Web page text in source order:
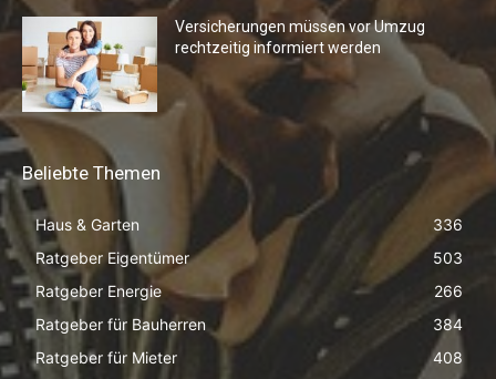
Versicherungen müssen vor Umzug
rechtzeitig informiert werden
Beliebte Themen
Haus & Garten
336
Ratgeber Eigentümer
503
Ratgeber Energie
266
Ratgeber für Bauherren
384
Ratgeber für Mieter
408